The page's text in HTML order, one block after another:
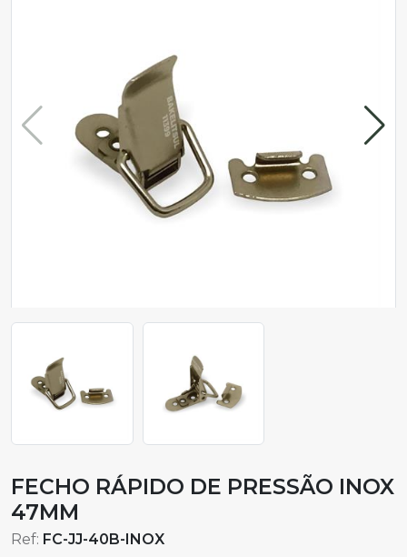
FECHO RÁPIDO DE PRESSÃO INOX
47MM
Ref: FC-JJ-40B-INOX